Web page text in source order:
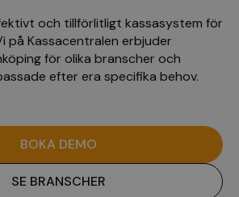
och tillförlitligt kassasystem för
på Kassacentralen erbjuder
för olika branscher och
efter era specifika behov.
BOKA DEMO
SE BRANSCHER